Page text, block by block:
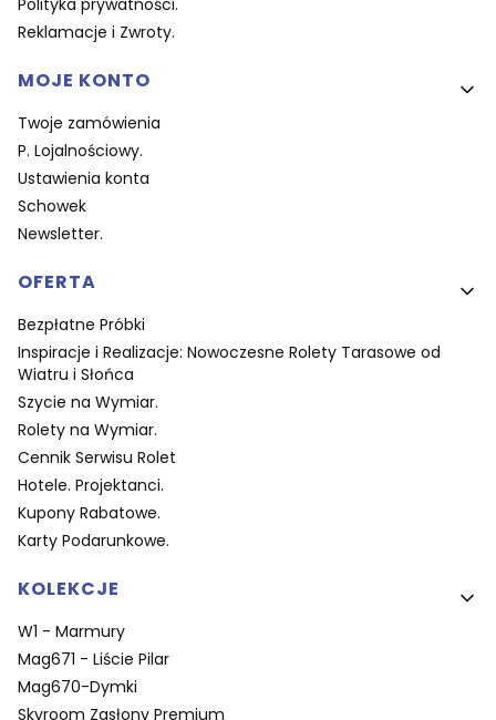
Polityka prywatności.
Reklamacje i Zwroty.
MOJE KONTO
Twoje zamówienia
P. Lojalnościowy.
Ustawienia konta
Schowek
Newsletter.
OFERTA
Bezpłatne Próbki
Inspiracje i Realizacje: Nowoczesne Rolety Tarasowe od
Wiatru i Słońca
Szycie na Wymiar.
Rolety na Wymiar.
Cennik Serwisu Rolet
Hotele. Projektanci.
Kupony Rabatowe.
Karty Podarunkowe.
KOLEKCJE
W1 - Marmury
Mag671 - Liście Pilar
Mag670-Dymki
Skyroom Zasłony Premium